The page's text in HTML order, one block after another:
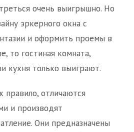
очень выигрышно. Но
эркерного окна с
и оформить проемы в
то гостиная комната,
кухня только выиграют.
правило, отличаются
и производят
Они предназначены